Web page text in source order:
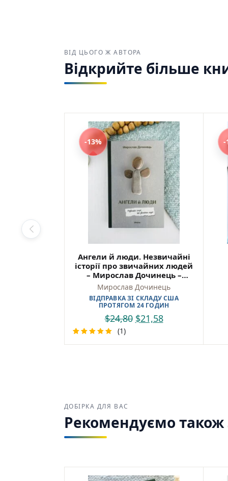
теми
та
SKU:
ВІД ЦЬОГО Ж АВТОРА
Відкрийте більше
-13%
Ангели й люди. Незвичайні
історії про звичайних людей
– Мирослав Дочинець –
Віхола
Мирослав Дочинець
ВІДПРАВКА ЗІ СКЛАДУ США
ПРОТЯГОМ 24 ГОДИН
$24,80 $21,58
(1)
-
ДОБІРКА ДЛЯ ВАС
Рекомендуємо також